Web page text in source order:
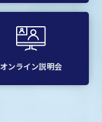
オンライン説明会